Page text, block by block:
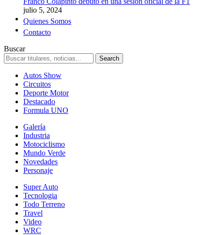
julio 5, 2024
Quienes Somos
Contacto
Buscar
Autos Show
Circuitos
Deporte Motor
Destacado
Formula UNO
Galería
Industria
Motociclismo
Mundo Verde
Novedades
Personaje
Super Auto
Tecnologia
Todo Terreno
Travel
Video
WRC